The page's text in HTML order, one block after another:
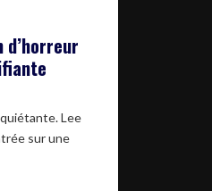
d’horreur
Lee
sur une